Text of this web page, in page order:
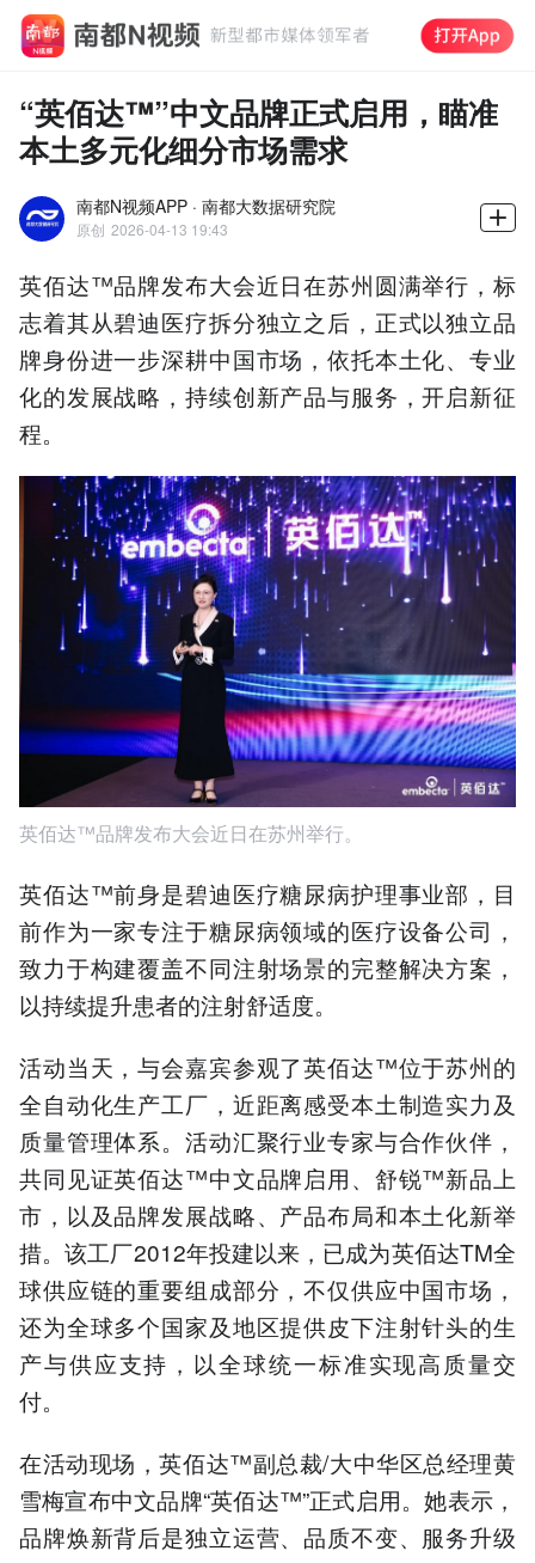
“英佰达™”中文品牌正式启用，瞄准
本土多元化细分市场需求
南都N视频APP · 南都大数据研究院
原创 2026-04-13 19:43
英佰达™品牌发布大会近日在苏州圆满举行，标
志着其从碧迪医疗拆分独立之后，正式以独立品
牌身份进一步深耕中国市场，依托本土化、专业
化的发展战略，持续创新产品与服务，开启新征
程。
英佰达™品牌发布大会近日在苏州举行。
英佰达™前身是碧迪医疗糖尿病护理事业部，目
前作为一家专注于糖尿病领域的医疗设备公司，
致力于构建覆盖不同注射场景的完整解决方案，
以持续提升患者的注射舒适度。
活动当天，与会嘉宾参观了英佰达™位于苏州的
全自动化生产工厂，近距离感受本土制造实力及
质量管理体系。活动汇聚行业专家与合作伙伴，
共同见证英佰达™中文品牌启用、舒锐™新品上
市，以及品牌发展战略、产品布局和本土化新举
措。该工厂2012年投建以来，已成为英佰达TM全
球供应链的重要组成部分，不仅供应中国市场，
还为全球多个国家及地区提供皮下注射针头的生
产与供应支持，以全球统一标准实现高质量交
付。
在活动现场，英佰达™副总裁/大中华区总经理黄
雪梅宣布中文品牌“英佰达™”正式启用。她表示，
品牌焕新背后是独立运营、品质不变、服务升级